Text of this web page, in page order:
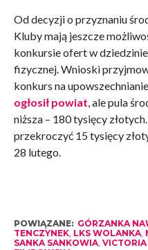
Od decyzji o przyznaniu
Kluby mają jeszcze
konkursie ofert w
fizycznej. Wnioski
konkurs na
ogłosił powiat, ale pula
niższa – 180 tysięcy
przekroczyć 15 tysięcy
28 lutego.
POWIĄZANE: GÓRZANKA
TENCZYNEK, LKS WOLANKA,
SANKA SANKOWIA,